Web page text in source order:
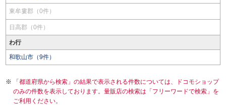
東牟婁郡（0件）
日高郡（0件）
わ行
和歌山市（9件）
「都道府県から検索」の結果で表示される件数については、ドコモショップ
のみの件数を表示しております。量販店の検索は「フリーワードで検索」を
ご利用ください。